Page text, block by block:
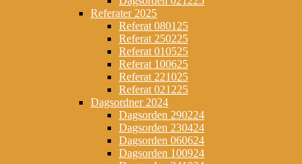
Referater 2025
Referat 080125
Referat 250225
Referat 010525
Referat 100625
Referat 221025
Referat 021225
Dagsordner 2024
Dagsorden 290224
Dagsorden 230424
Dagsorden 060624
Dagsorden 100924